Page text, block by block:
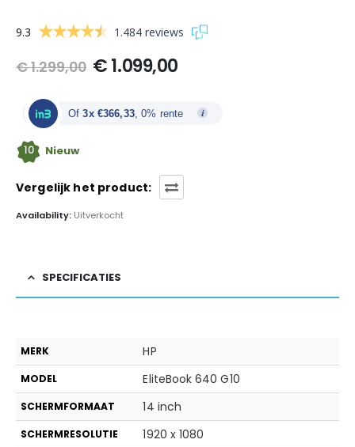
9.3 1.484 reviews
€1.299,00 Oorspronkelijke
€ 1.299,00.
€1.099,00Huidige
€ 1.099,00.
Of3x €366,33, 0% rente
10 Nieuw
Vergelijk het product:
Availability: Uitverkocht
SPECIFICATIES
MERK HP
MODEL EliteBook 640 G10
SCHERMFORMAAT 14 inch
SCHERMRESOLUTIE 1920 x 1080